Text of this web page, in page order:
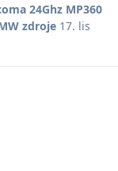
24Ghz MP360
zdroje 17. lis